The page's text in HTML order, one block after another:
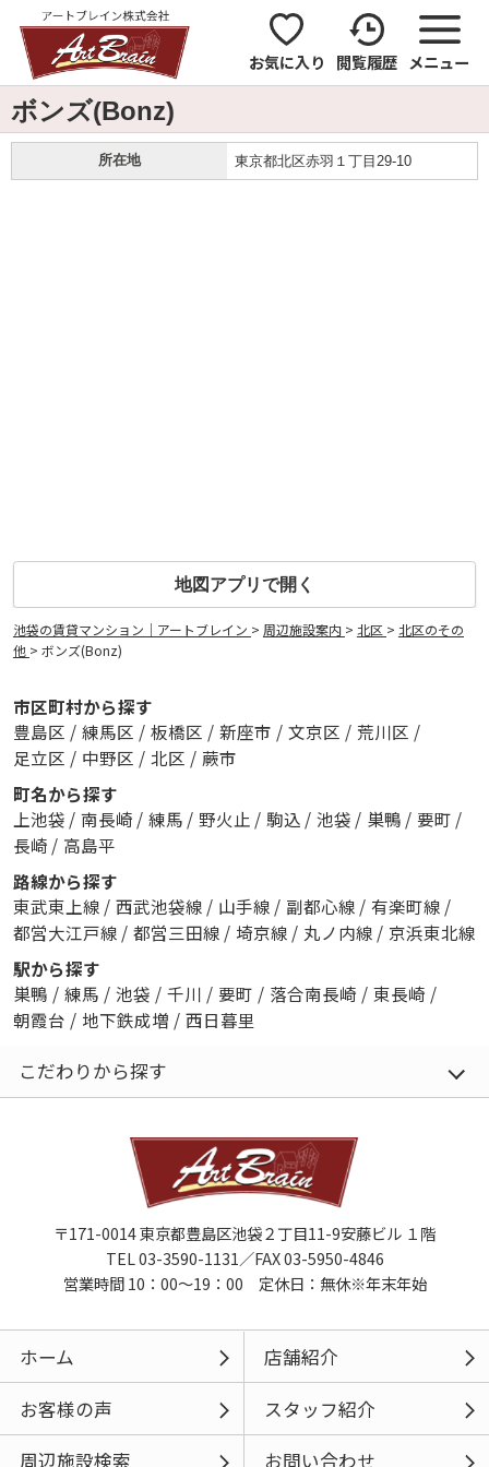
お気に入り 閲覧履歴 メニュー
ボンズ(Bonz)
所在地 東京都北区赤羽１丁目29-10
地図アプリで開く
池袋の賃貸マンション｜アートブレイン > 周辺施設案内 > 北区 > 北区のその
他 > ボンズ(Bonz)
市区町村から探す
豊島区 / 練馬区 / 板橋区 / 新座市 / 文京区 / 荒川区 /
足立区 / 中野区 / 北区 / 蕨市
町名から探す
上池袋 / 南長崎 / 練馬 / 野火止 / 駒込 / 池袋 / 巣鴨 / 要町 /
長崎 / 高島平
路線から探す
東武東上線 / 西武池袋線 / 山手線 / 副都心線 / 有楽町線 /
都営大江戸線 / 都営三田線 / 埼京線 / 丸ノ内線 / 京浜東北線
駅から探す
巣鴨 / 練馬 / 池袋 / 千川 / 要町 / 落合南長崎 / 東長崎 /
朝霞台 / 地下鉄成増 / 西日暮里
こだわりから探す
〒171-0014 東京都豊島区池袋２丁目11-9安藤ビル １階
TEL 03-3590-1131／FAX 03-5950-4846
営業時間 10：00～19：00 定休日：無休※年末年始
ホーム
店舗紹介
お客様の声
スタッフ紹介
周辺施設検索
お問い合わせ